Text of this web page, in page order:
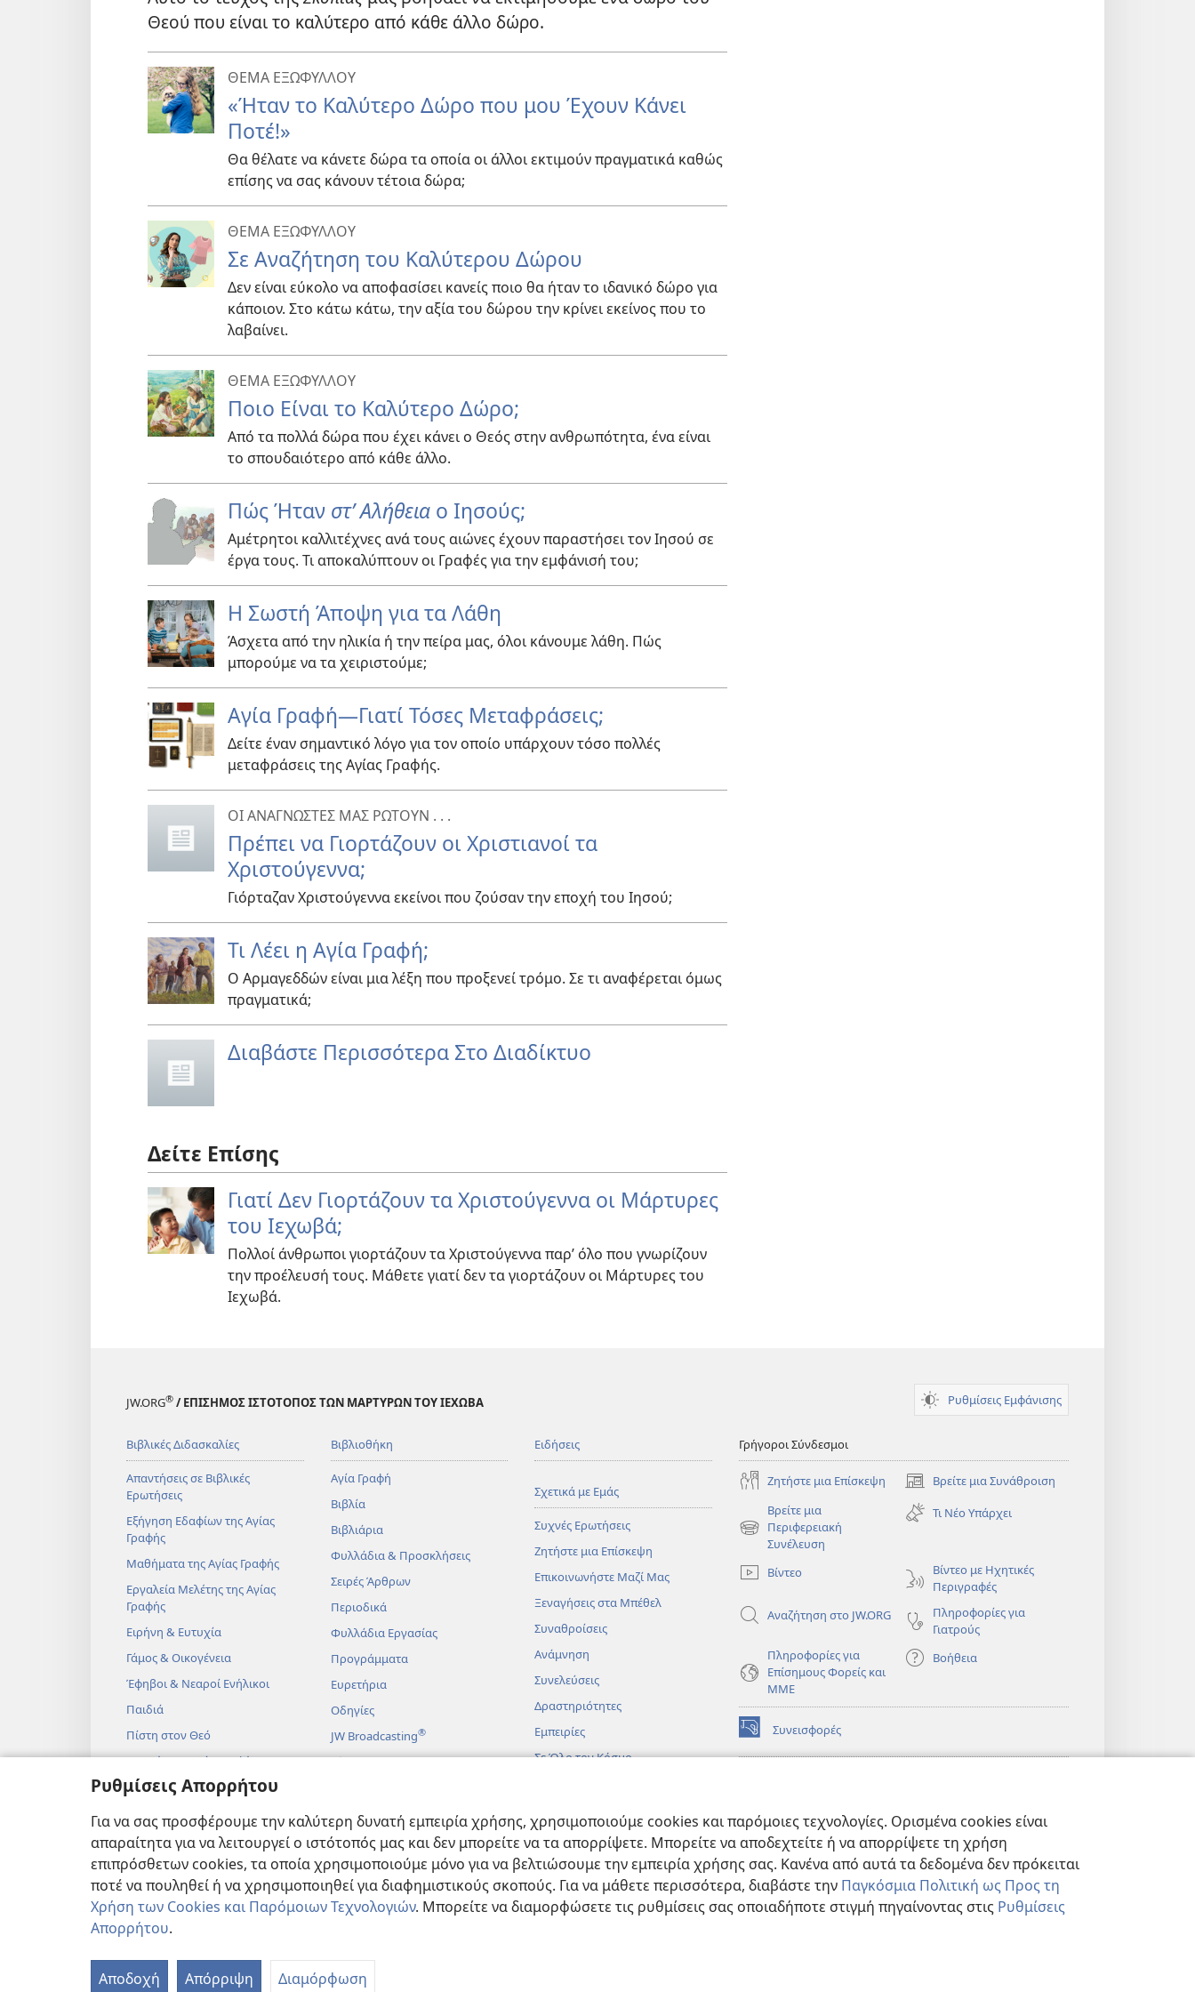
Ρυθμίσεις Απορρήτου
Για να σας προσφέρουμε την καλύτερη δυνατή εμπειρία χρήσης, χρησιμοποιούμε cookies και παρόμοιες τεχνολογίες. Ορισμένα cookies είναι
απαραίτητα για να λειτουργεί ο ιστότοπός μας και δεν μπορείτε να τα απορρίψετε. Μπορείτε να αποδεχτείτε ή να απορρίψετε τη χρήση
επιπρόσθετων cookies, τα οποία χρησιμοποιούμε μόνο για να βελτιώσουμε την εμπειρία χρήσης σας. Κανένα από αυτά τα δεδομένα δεν πρόκειται
ποτέ να πουληθεί ή να χρησιμοποιηθεί για διαφημιστικούς σκοπούς. Για να μάθετε περισσότερα, διαβάστε την Παγκόσμια Πολιτική ως Προς τη
Χρήση των Cookies και Παρόμοιων Τεχνολογιών. Μπορείτε να διαμορφώσετε τις ρυθμίσεις σας οποιαδήποτε στιγμή πηγαίνοντας στις Ρυθμίσεις
Απορρήτου.
Αποδοχή Απόρριψη Διαμόρφωση
Θεού που είναι το καλύτερο από κάθε άλλο δώρο.
ΘΕΜΑ ΕΞΩΦΥΛΛΟΥ
«Ήταν το Καλύτερο Δώρο που μου Έχουν Κάνει
Ποτέ!»
Θα θέλατε να κάνετε δώρα τα οποία οι άλλοι εκτιμούν πραγματικά καθώς
επίσης να σας κάνουν τέτοια δώρα;
ΘΕΜΑ ΕΞΩΦΥΛΛΟΥ
Σε Αναζήτηση του Καλύτερου Δώρου
Δεν είναι εύκολο να αποφασίσει κανείς ποιο θα ήταν το ιδανικό δώρο για
κάποιον. Στο κάτω κάτω, την αξία του δώρου την κρίνει εκείνος που το
λαβαίνει.
ΘΕΜΑ ΕΞΩΦΥΛΛΟΥ
Ποιο Είναι το Καλύτερο Δώρο;
Από τα πολλά δώρα που έχει κάνει ο Θεός στην ανθρωπότητα, ένα είναι
το σπουδαιότερο από κάθε άλλο.
Πώς Ήταν στ’ Αλήθεια ο Ιησούς;
Αμέτρητοι καλλιτέχνες ανά τους αιώνες έχουν παραστήσει τον Ιησού σε
έργα τους. Τι αποκαλύπτουν οι Γραφές για την εμφάνισή του;
Η Σωστή Άποψη για τα Λάθη
Άσχετα από την ηλικία ή την πείρα μας, όλοι κάνουμε λάθη. Πώς
μπορούμε να τα χειριστούμε;
Αγία Γραφή—Γιατί Τόσες Μεταφράσεις;
Δείτε έναν σημαντικό λόγο για τον οποίο υπάρχουν τόσο πολλές
μεταφράσεις της Αγίας Γραφής.
ΟΙ ΑΝΑΓΝΩΣΤΕΣ ΜΑΣ ΡΩΤΟΥΝ . . .
Πρέπει να Γιορτάζουν οι Χριστιανοί τα
Χριστούγεννα;
Γιόρταζαν Χριστούγεννα εκείνοι που ζούσαν την εποχή του Ιησού;
Τι Λέει η Αγία Γραφή;
Ο Αρμαγεδδών είναι μια λέξη που προξενεί τρόμο. Σε τι αναφέρεται όμως
πραγματικά;
Διαβάστε Περισσότερα Στο Διαδίκτυο
Δείτε Επίσης
Γιατί Δεν Γιορτάζουν τα Χριστούγεννα οι Μάρτυρες
του Ιεχωβά;
Πολλοί άνθρωποι γιορτάζουν τα Χριστούγεννα παρ’ όλο που γνωρίζουν
την προέλευσή τους. Μάθετε γιατί δεν τα γιορτάζουν οι Μάρτυρες του
Ιεχωβά.
JW.ORG® / ΕΠΙΣΗΜΟΣ ΙΣΤΟΤΟΠΟΣ ΤΩΝ ΜΑΡΤΥΡΩΝ ΤΟΥ ΙΕΧΩΒΑ Ρυθμίσεις Εμφάνισης
Βιβλικές Διδασκαλίες
Απαντήσεις σε Βιβλικές
Ερωτήσεις
Εξήγηση Εδαφίων της Αγίας
Γραφής
Μαθήματα της Αγίας Γραφής
Εργαλεία Μελέτης της Αγίας
Γραφής
Ειρήνη & Ευτυχία
Γάμος & Οικογένεια
Έφηβοι & Νεαροί Ενήλικοι
Παιδιά
Πίστη στον Θεό
Επιστήμη & Αγία Γραφή
Ιστορία & Αγία Γραφή
Βιβλιοθήκη
Αγία Γραφή
Βιβλία
Βιβλιάρια
Φυλλάδια & Προσκλήσεις
Σειρές Άρθρων
Περιοδικά
Φυλλάδια Εργασίας
Προγράμματα
Ευρετήρια
Οδηγίες
JW Broadcasting®
Βίντεο
Ηχητικά Δράματα
Δραματοποιημένες Βιβλικές
Αναγνώσεις
Ειδήσεις
Σχετικά με Εμάς
Συχνές Ερωτήσεις
Ζητήστε μια Επίσκεψη
Επικοινωνήστε Μαζί Μας
Ξεναγήσεις στα Μπέθελ
Συναθροίσεις
Ανάμνηση
Συνελεύσεις
Δραστηριότητες
Εμπειρίες
Σε Όλο τον Κόσμο
Γρήγοροι Σύνδεσμοι
Ζητήστε μια Επίσκεψη Βρείτε μια Συνάθροιση
(ανοίγει
νέο
παράθυρο)
Βρείτε μια
Περιφερειακή
Συνέλευση
(ανοίγει
παράθυρο)
Τι Νέο Υπάρχει
Βίντεο
Βίντεο με Ηχητικές
Περιγραφές
Αναζήτηση στο JW.ORG
Πληροφορίες για
Γιατρούς
Πληροφορίες για
Επίσημους Φορείς και
ΜΜΕ
Βοήθεια
Συνεισφορές
(ανοίγει
νέο
νέο
παράθυρο)
παράθυρο)
JW Library ®
Βιβλιοθήκη της
Σκοπιάς